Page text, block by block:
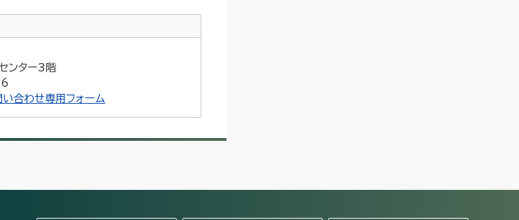
ター3階
合わせ専用フォーム